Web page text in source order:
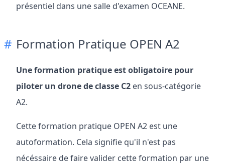
présentiel dans une salle d'examen OCEANE.
Formation Pratique OPEN A2
Une formation pratique est obligatoire pour
piloter un drone de classe C2 en sous-catégorie
A2.
Cette formation pratique OPEN A2 est une
autoformation. Cela signifie qu'il n'est pas
nécéssaire de faire valider cette formation par une